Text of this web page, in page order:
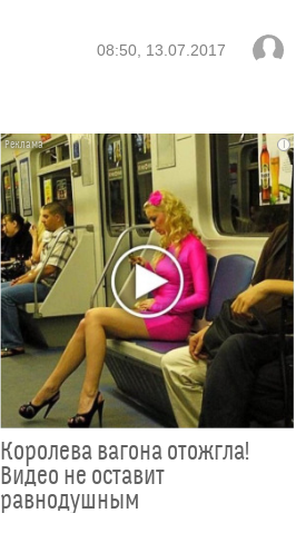
08:50, 13.07.2017
i
Королева вагона отожгла!
Видео не оставит
равнодушным